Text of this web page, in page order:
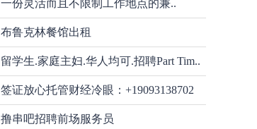
一份灵活而且不限制工作地点的兼..
布鲁克林餐馆出租
留学生.家庭主妇.华人均可.招聘Part Tim..
签证放心托管财经冷眼：+19093138702
撸串吧招聘前场服务员